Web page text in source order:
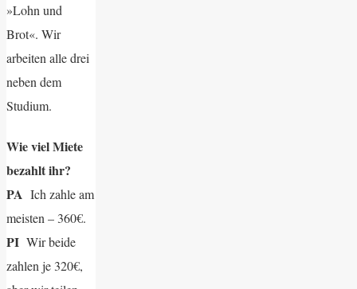
»Lohn und
Brot«. Wir
arbeiten alle drei
neben dem
Studium.
Wie viel Miete
bezahlt ihr?
PA Ich zahle am
meisten – 360€.
PI Wir beide
zahlen je 320€,